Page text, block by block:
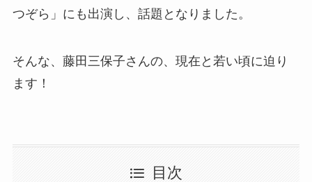
つぞら」にも出演し、話題となりました。
そんな、藤田三保子さんの、現在と若い頃に迫り
ます！
目次